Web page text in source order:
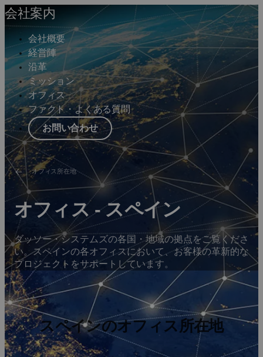
会社案内
会社概要
経営陣
沿革
ミッション
オフィス
ファクト・よくある質問
お問い合わせ
オフィス所在地
オフィス ‐ スペイン
ダッソー・システムズの各国・地域の拠点をご覧くださ
い。スペインの各オフィスにおいて、お客様の革新的な
プロジェクトをサポートしています。
スペインのオフィス所在地